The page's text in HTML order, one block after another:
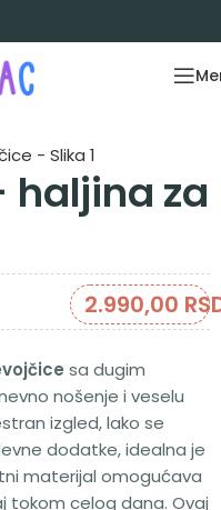
haljina za
2.990,00
sa dugim
nošenje i veselu
izgled, lako se
dodatke, idealna je
materijal omogućava
tokom celog dana. Ovaj